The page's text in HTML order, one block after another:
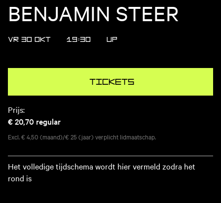
BENJAMIN STEER
VR 30 OKT 19:30 UP
Tickets
Prijs:
€ 20,70 regular
Excl. € 4,50 (maand)/€ 25 (jaar) verplicht lidmaatschap.
Het volledige tijdschema wordt hier vermeld zodra het
rond is